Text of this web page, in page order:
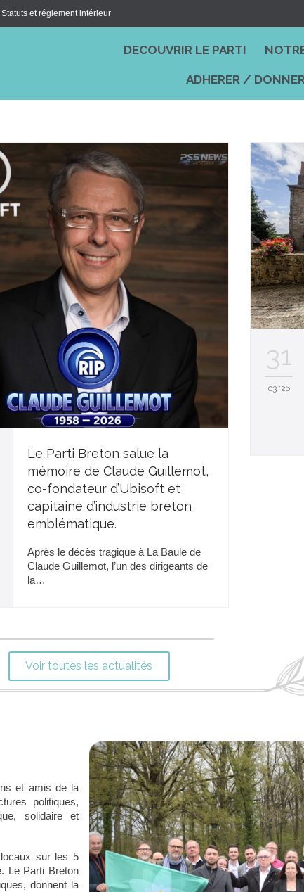
Statuts et réglement intérieur
DECOUVRIR LE PARTI
ADHERER / DONNER
Le Parti Breton salue la
mémoire de Claude Guillemot,
co-fondateur d’Ubisoft et
capitaine d’industrie breton
emblématique.
Après le décès tragique à La Baule de
Claude Guillemot, l’un des dirigeants de
la…
31
03 '26
Voir toutes les actualités
et amis de la
politiques,
solidaire et
sur les 5
Le Parti Breton
donnent la